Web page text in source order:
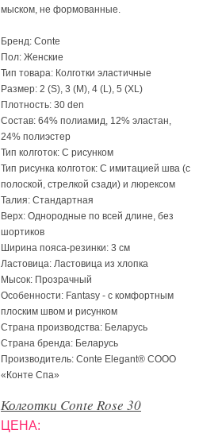
мыском, не формованные.
Бренд: Conte
Пол: Женские
Тип товара: Колготки эластичные
Размер: 2 (S), 3 (M), 4 (L), 5 (XL)
Плотность: 30 den
Состав: 64% полиамид, 12% эластан,
24% полиэстер
Тип колготок: С рисунком
Тип рисунка колготок: С имитацией шва (с
полоской, стрелкой сзади) и люрексом
Талия: Стандартная
Верх: Однородные по всей длине, без
шортиков
Ширина пояса-резинки: 3 см
Ластовица: Ластовица из хлопка
Мысок: Прозрачный
Особенности: Fantasy - c комфортным
плоским швом и рисунком
Страна производства: Беларусь
Страна бренда: Беларусь
Производитель: Conte Elegant® СООО
«Конте Спа»
Колготки Conte Rose 30
ЦЕНА: